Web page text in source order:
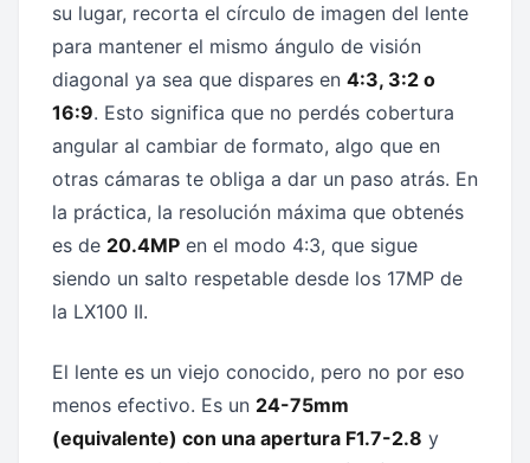
su lugar, recorta el círculo de imagen del lente
para mantener el mismo ángulo de visión
diagonal ya sea que dispares en 4:3, 3:2 o
16:9. Esto significa que no perdés cobertura
angular al cambiar de formato, algo que en
otras cámaras te obliga a dar un paso atrás. En
la práctica, la resolución máxima que obtenés
es de 20.4MP en el modo 4:3, que sigue
siendo un salto respetable desde los 17MP de
la LX100 II.
El lente es un viejo conocido, pero no por eso
menos efectivo. Es un 24-75mm
(equivalente) con una apertura F1.7-2.8 y